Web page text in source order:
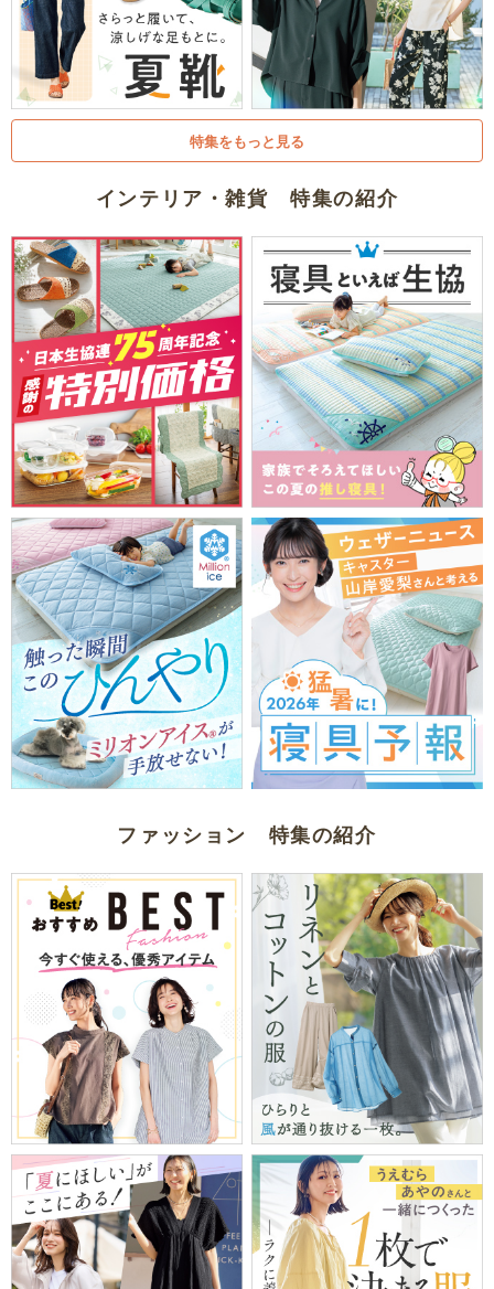
特集をもっと見る
インテリア・雑貨 特集の紹介
ファッション 特集の紹介